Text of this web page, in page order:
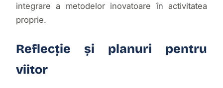
integrare a metodelor inovatoare în activitatea
proprie.
Reflecție și planuri pentru
viitor